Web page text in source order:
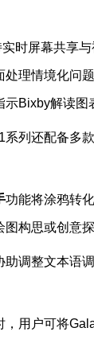
时屏幕共享
处理情境化问
Bixby解读图
系列还配备多
功能将涂鸦转
构思或创意探
助调整文本语
，用户可将